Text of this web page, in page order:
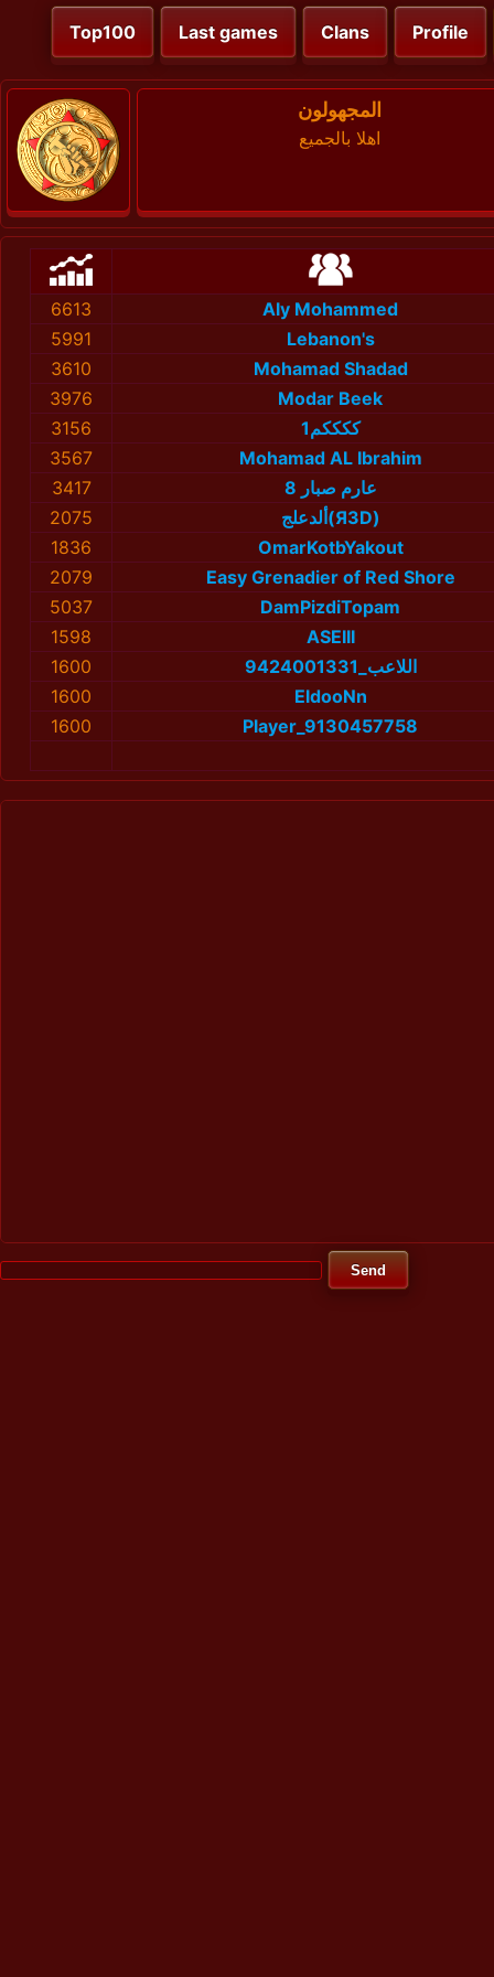
Top100 Last games Clans Profile
المجهولون
اهلا بالجميع
6613
Aly Mohammed
5991
Lebanon's
3610
Mohamad Shadad
3976
Modar Beek
3156
ككككم1
3567
Mohamad AL Ibrahim
3417
عارم صبار 8
2075
ألدعلج(Я3D)
1836
OmarKotbYakout
2079
Easy Grenadier of Red Shore
5037
DamPizdiTopam
1598
ASEIII
1600
اللاعب_9424001331
1600
EldooNn
1600
Player_9130457758